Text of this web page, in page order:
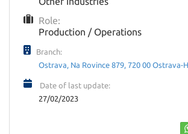
your
CV
Login
Language
EN
Role:
Production / Operations
Branch:
Ostrava, Na Rovince 879, 720 00 Ostrava-
Date of last update:
27/02/2023